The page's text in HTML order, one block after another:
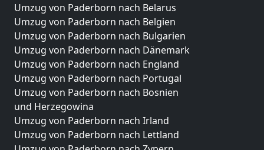
Umzug von Paderborn nach Belarus
Umzug von Paderborn nach Belgien
Umzug von Paderborn nach Bulgarien
Umzug von Paderborn nach Dänemark
Umzug von Paderborn nach England
Umzug von Paderborn nach Portugal
Umzug von Paderborn nach Bosnien
und Herzegowina
Umzug von Paderborn nach Irland
Umzug von Paderborn nach Lettland